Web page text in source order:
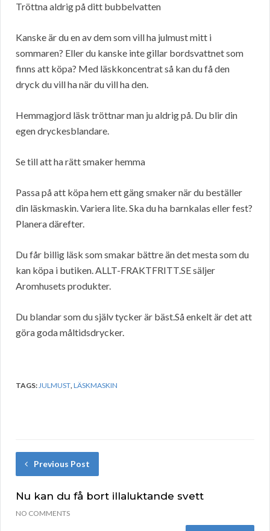
Tröttna aldrig på ditt bubbelvatten
Kanske är du en av dem som vill ha julmust mitt i
sommaren? Eller du kanske inte gillar bordsvattnet som
finns att köpa? Med läskkoncentrat så kan du få den
dryck du vill ha när du vill ha den.
Hemmagjord läsk tröttnar man ju aldrig på. Du blir din
egen dryckesblandare.
Se till att ha rätt smaker hemma
Passa på att köpa hem ett gäng smaker när du beställer
din läskmaskin. Variera lite. Ska du ha barnkalas eller fest?
Planera därefter.
Du får billig läsk som smakar bättre än det mesta som du
kan köpa i butiken. ALLT-FRAKTFRITT.SE säljer
Aromhusets produkter.
Du blandar som du själv tycker är bäst.Så enkelt är det att
göra goda måltidsdrycker.
TAGS:JULMUST,LÄSKMASKIN
Previous Post
Nu kan du få bort illaluktande svett
NO COMMENTS